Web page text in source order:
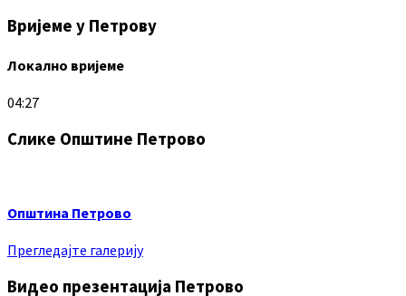
Вријеме у Петрову
Локално вријеме
04:27
Слике Општине Петрово
Општина Петрово
Прегледајте галерију
Видео презентација Петрово